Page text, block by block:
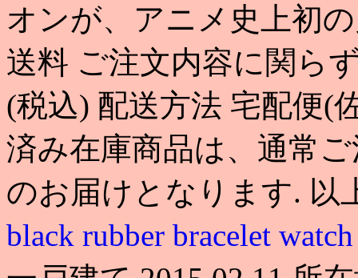
オンが、アニメ史上初
送料 ご注文内容に関ら
(税込) 配送方法 宅配便(
済み在庫商品は、通常
のお届けとなります. 以
black rubber bracelet